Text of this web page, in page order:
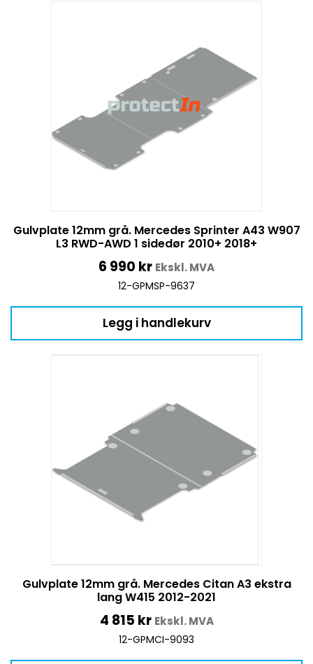
Gulvplate 12mm grå. Mercedes Sprinter A43 W907
L3 RWD-AWD 1 sidedør 2010+ 2018+
6 990 kr Ekskl. MVA
12-GPMSP-9637
Legg i handlekurv
Gulvplate 12mm grå. Mercedes Citan A3 ekstra
lang W415 2012-2021
4 815 kr Ekskl. MVA
12-GPMCI-9093